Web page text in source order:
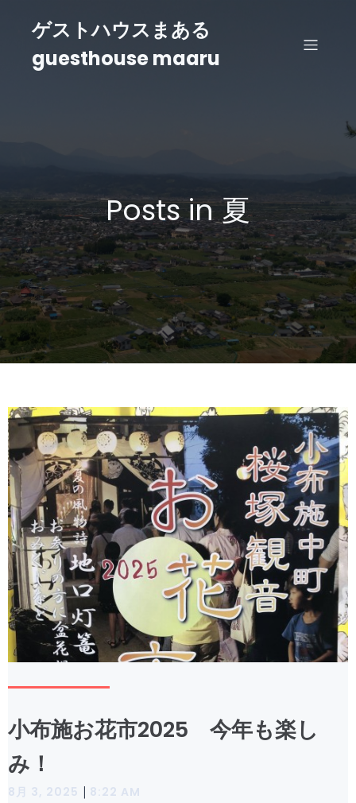
ゲストハウスまある
guesthouse maaru
Posts in 夏
小布施お花市2025 今年も楽し
み！
8月 3, 2025 | 8:22 AM